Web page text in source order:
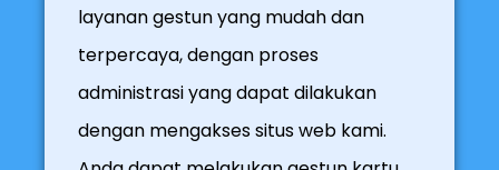
layanan gestun yang mudah dan
terpercaya, dengan proses
administrasi yang dapat dilakukan
dengan mengakses situs web kami.